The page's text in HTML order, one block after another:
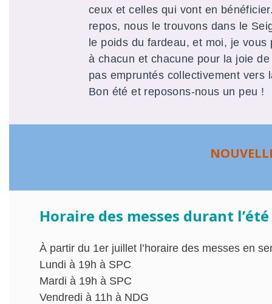
ceux et celles qui vont en
repos, nous le trouvons dans le
le poids du fardeau, et moi, je
à chacun et chacune pour la joie
pas empruntés collectivement vers
Bon été et reposons-nous un peu !
Horaire des messes durant
À partir du 1er juillet l’horaire des messes en
Lundi à 19h à SPC
Mardi à 19h à SPC
Vendredi à 11h à NDG